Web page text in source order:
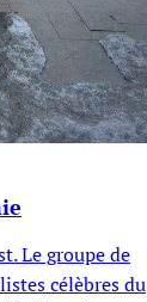
Le groupe de
célèbres du